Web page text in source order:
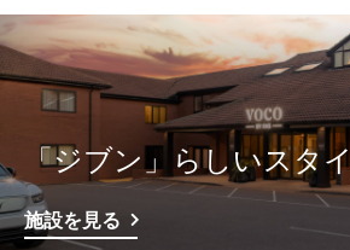
「ジブン」らしいスタ
施設を見る